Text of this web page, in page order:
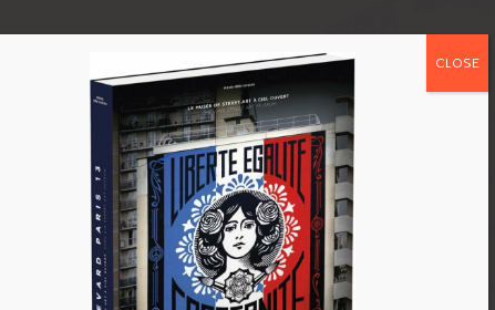
CLOSE